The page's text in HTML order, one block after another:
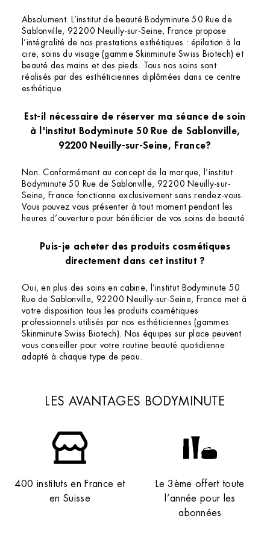
Absolument. L’institut de beauté Bodyminute 50 Rue de
Sablonville, 92200 Neuilly-sur-Seine, France propose
l’intégralité de nos prestations esthétiques : épilation à la
cire, soins du visage (gamme Skinminute Swiss Biotech) et
beauté des mains et des pieds. Tous nos soins sont
réalisés par des esthéticiennes diplômées dans ce centre
esthétique.
Est-il nécessaire de réserver ma séance de soin
à l'institut Bodyminute 50 Rue de Sablonville,
92200 Neuilly-sur-Seine, France?
Non. Conformément au concept de la marque, l’institut
Bodyminute 50 Rue de Sablonville, 92200 Neuilly-sur-
Seine, France fonctionne exclusivement sans rendez-vous.
Vous pouvez vous présenter à tout moment pendant les
heures d’ouverture pour bénéficier de vos soins de beauté.
Puis-je acheter des produits cosmétiques
directement dans cet institut ?
Oui, en plus des soins en cabine, l’institut Bodyminute 50
Rue de Sablonville, 92200 Neuilly-sur-Seine, France met à
votre disposition tous les produits cosmétiques
professionnels utilisés par nos esthéticiennes (gammes
Skinminute Swiss Biotech). Nos équipes sur place peuvent
vous conseiller pour votre routine beauté quotidienne
adapté à chaque type de peau.
LES AVANTAGES BODYMINUTE
400 instituts en France et
en Suisse
Le 3ème offert toute
l’année pour les
abonnées